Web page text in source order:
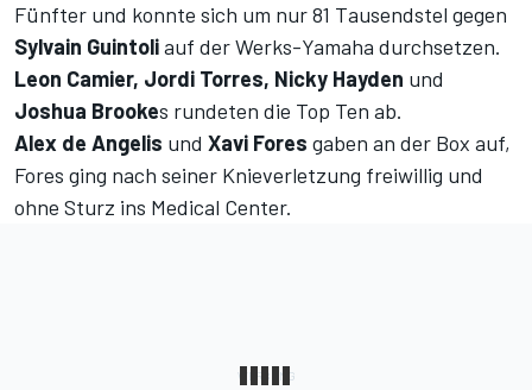
Fünfter und konnte sich um nur 81 Tausendstel gegen
Sylvain Guintoliauf der Werks-Yamaha durchsetzen.
Leon Camier, Jordi Torres, Nicky Hayden und
Joshua Brookes rundeten die Top Ten ab.
Alex de Angelis und Xavi Fores gaben an der Box auf,
Fores ging nach seiner Knieverletzung freiwillig und
ohne Sturz ins Medical Center.